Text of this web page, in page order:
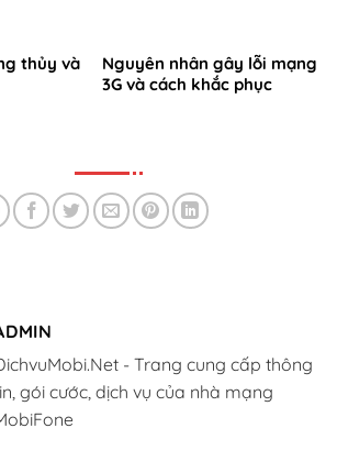
thủy và
Nguyên nhân gây lỗi mạng
3G và cách khắc phục
- Trang cung cấp thông
gói cước, dịch vụ của nhà mạng